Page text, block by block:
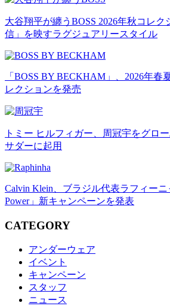
大谷翔平が纏うBOSS 2026年秋コレク
信」を映すラグジュアリースタイル
「BOSS BY BECKHAM」、2026年春
レクションを発売
トミー ヒルフィガー、周冠宇をグロ
サダーに起用
Calvin Klein、ブラジル代表ラフィーニ
Power」新キャンペーンを発表
CATEGORY
アンダーウェア
イベント
キャンペーン
スタッフ
ニュース